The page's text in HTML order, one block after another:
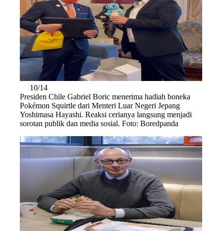
10/14
Presiden Chile Gabriel Boric menerima hadiah boneka
Pokémon Squirtle dari Menteri Luar Negeri Jepang
Yoshimasa Hayashi. Reaksi cerianya langsung menjadi
sorotan publik dan media sosial. Foto: Boredpanda